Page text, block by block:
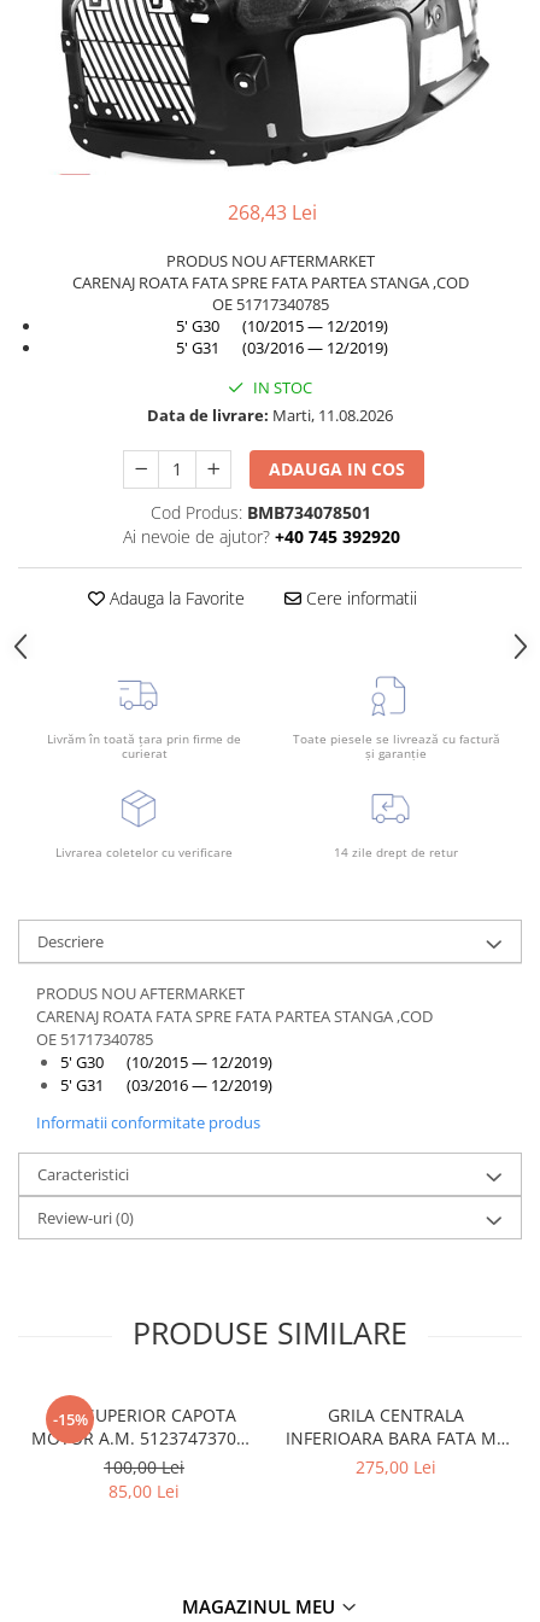
Capac bara
Capac fata motor
Capitonaj
Capota
Capota spate
Elemente caroserie
Inchidere aripa
Overfender aripa
Panou acoperire trigger
Scut motor
Spălător far
Suport radiator
Usa spate
TAMPON
Turbocompresor
Ungere
268,43 Lei
PRODUS NOU AFTERMARKET
CARENAJ ROATA FATA SPRE FATA PARTEA STANGA ,COD
OE 51717340785
5' G30 (10/2015 — 12/2019)
5' G31 (03/2016 — 12/2019)
IN STOC
Data de livrare: Marti, 11.08.2026
ADAUGA IN COS
Cod Produs: BMB734078501
Ai nevoie de ajutor? +40 745 392920
Adauga la Favorite Cere informatii
Livrăm în toată țara prin firme de
curierat
Toate piesele se livrează cu factură
și garanție
Livrarea coletelor cu verificare 14 zile drept de retur
Descriere
PRODUS NOU AFTERMARKET
CARENAJ ROATA FATA SPRE FATA PARTEA STANGA ,COD
OE 51717340785
5' G30 (10/2015 — 12/2019)
5' G31 (03/2016 — 12/2019)
Informatii conformitate produs
Caracteristici
Review-uri(0)
PRODUSE SIMILARE
-15%
CUI SUPERIOR CAPOTA
MOTOR A.M. 51237473707 -
BMW SERIES 3 (G20/G21)
100,00 Lei
85,00 Lei
GRILA CENTRALA
INFERIOARA BARA FATA M -
MODEL CU ACC - O.E.
275,00 Lei
MAGAZINUL MEU